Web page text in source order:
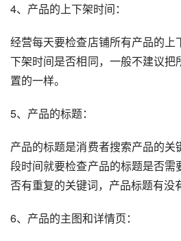
4、产品的上下架时间：
经营每天要检查店铺所有产品的上
下架时间是否相同，一般不建议
置的一样。
5、产品的标题：
产品的标题是消费者搜索产品的
段时间就要检查产品的标题是否需
否有重复的关键词，产品标题有没
6、产品的主图和详情页：